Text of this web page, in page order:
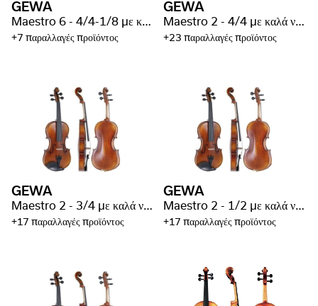
GEWA
Maestro 6 - 4/4-1/8 με καλά νερά
+7 παραλλαγές προϊόντος
GEWA
Maestro 2 - 4/4 με καλά νερά
+23 παραλλαγές προϊόντος
GEWA
Maestro 2 - 3/4 με καλά νερά
+17 παραλλαγές προϊόντος
GEWA
Maestro 2 - 1/2 με καλά νερά
+17 παραλλαγές προϊόντος